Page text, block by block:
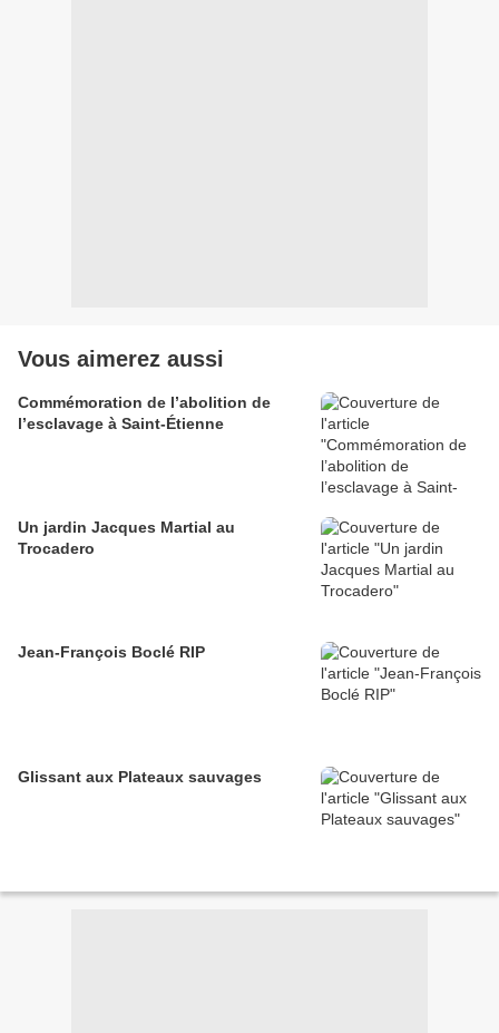
Vous aimerez aussi
Commémoration de l’abolition de
l’esclavage à Saint-Étienne
Un jardin Jacques Martial au
Trocadero
Jean-François Boclé RIP
Glissant aux Plateaux sauvages